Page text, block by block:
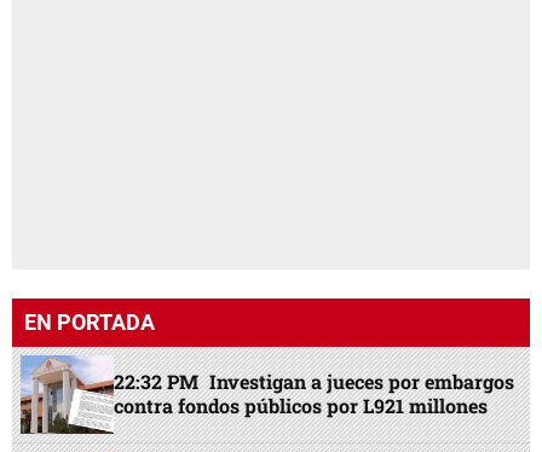
EN PORTADA
22:32 PM Investigan a jueces por embargos
contra fondos públicos por L921 millones